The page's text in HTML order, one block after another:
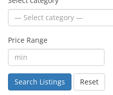
Price Range
Search Listings Reset